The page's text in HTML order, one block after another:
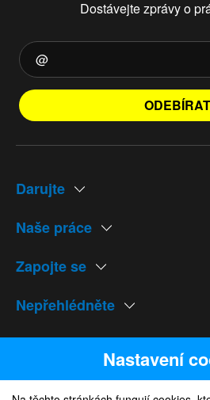
Dostávejte zprávy o
ODEBÍRAT
Darujte
Naše práce
Zapojte se
Nepřehlédněte
Naše weby
Nastavení